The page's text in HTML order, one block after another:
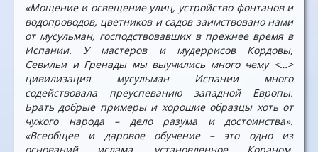
«Мощение и освещение улиц, устройство фонтанов и
водопроводов, цветников и садов заимствовано нами
от мусульман, господствовавших в прежнее время в
Испании. У мастеров и мудеррисов Кордовы,
Севильи и Гренады мы выучились много чему <…>
цивилизация мусульман Испании много
содействовала преуспеванию западной Европы.
Брать добрые примеры и хорошие образцы хоть от
чужого народа – дело разума и достоинства».
«Всеобщее и даровое обучение – это одно из